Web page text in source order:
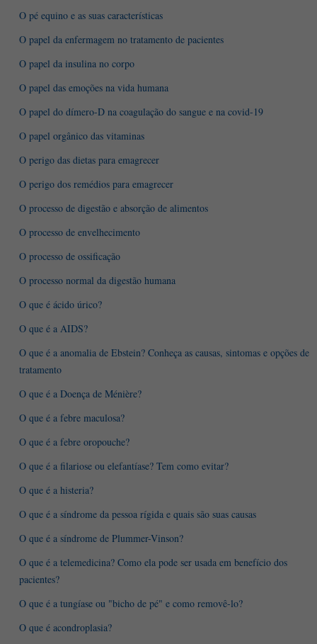
O pé equino e as suas características
O papel da enfermagem no tratamento de pacientes
O papel da insulina no corpo
O papel das emoções na vida humana
O papel do dímero-D na coagulação do sangue e na covid-19
O papel orgânico das vitaminas
O perigo das dietas para emagrecer
O perigo dos remédios para emagrecer
O processo de digestão e absorção de alimentos
O processo de envelhecimento
O processo de ossificação
O processo normal da digestão humana
O que é ácido úrico?
O que é a AIDS?
O que é a anomalia de Ebstein? Conheça as causas, sintomas e opções de
tratamento
O que é a Doença de Ménière?
O que é a febre maculosa?
O que é a febre oropouche?
O que é a filariose ou elefantíase? Tem como evitar?
O que é a histeria?
O que é a síndrome da pessoa rígida e quais são suas causas
O que é a síndrome de Plummer-Vinson?
O que é a telemedicina? Como ela pode ser usada em benefício dos
pacientes?
O que é a tungíase ou "bicho de pé" e como removê-lo?
O que é acondroplasia?